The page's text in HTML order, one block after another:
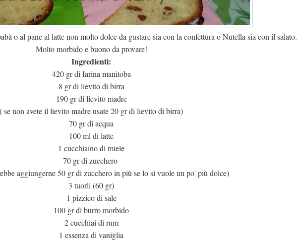
o al pane al latte non molto dolce da gustare sia con la confettura o Nutella sia con il salato.
Molto morbido e buono da provare!
Ingredienti:
420 gr di farina manitoba
8 gr di lievito di birra
190 gr di lievito madre
( se non avete il lievito madre usate 20 gr di lievito di birra)
70 gr di acqua
100 ml di latte
1 cucchiaino di miele
70 gr di zucchero
aggiungerne 50 gr di zucchero in più se lo si vuole un po' più dolce)
3 tuorli (60 gr)
1 pizzico di sale
100 gr di burro morbido
2 cucchiai di rum
1 essenza di vaniglia